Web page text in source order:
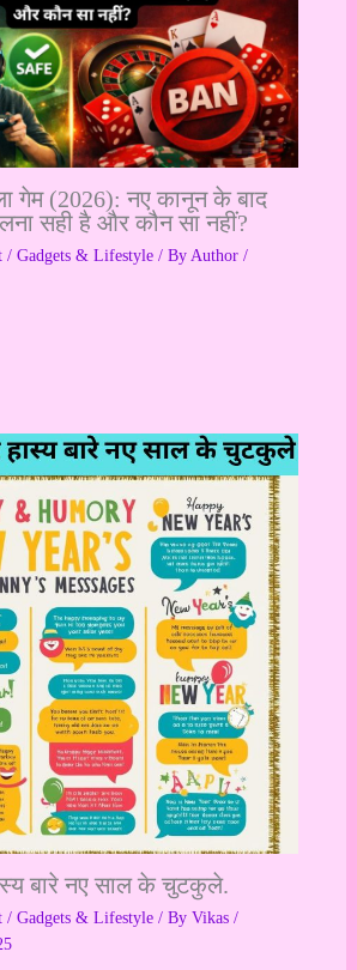
गेम (2026): नए कानून के बाद
सही है और कौन सा नहीं?
/ Gadgets & Lifestyle/ By Author /
बारे नए साल के चुटकुले.
/ Gadgets & Lifestyle/ By Vikas /